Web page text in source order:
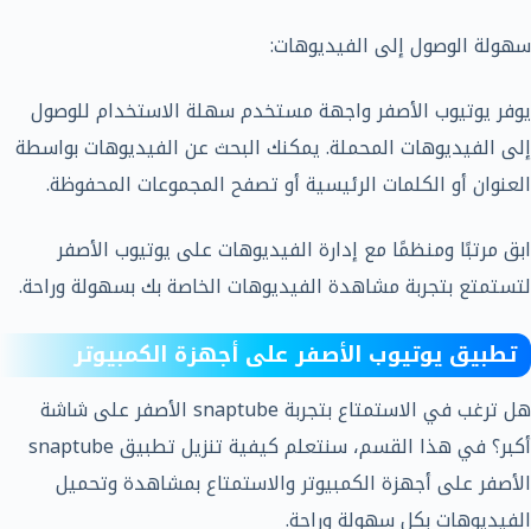
سهولة الوصول إلى الفيديوهات:
يوفر يوتيوب الأصفر واجهة مستخدم سهلة الاستخدام للوصول
إلى الفيديوهات المحملة. يمكنك البحث عن الفيديوهات بواسطة
العنوان أو الكلمات الرئيسية أو تصفح المجموعات المحفوظة.
ابق مرتبًا ومنظمًا مع إدارة الفيديوهات على يوتيوب الأصفر
لتستمتع بتجربة مشاهدة الفيديوهات الخاصة بك بسهولة وراحة.
تطبيق يوتيوب الأصفر على أجهزة الكمبيوتر
هل ترغب في الاستمتاع بتجربة snaptube الأصفر على شاشة
أكبر؟ في هذا القسم، سنتعلم كيفية تنزيل تطبيق snaptube
الأصفر على أجهزة الكمبيوتر والاستمتاع بمشاهدة وتحميل
الفيديوهات بكل سهولة وراحة.